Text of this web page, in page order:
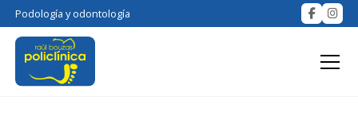
Podología y odontología